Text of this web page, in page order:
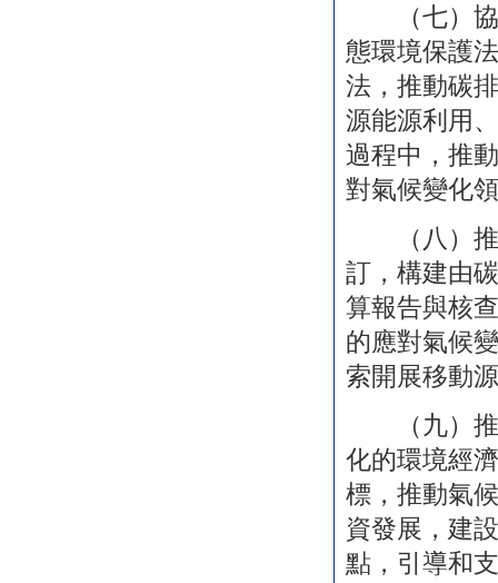
（七）協
態環境保護
法，推動碳
源能源利用
過程中，推
對氣候變化
（八）推
訂，構建由
算報告與核
的應對氣候
索開展移動
（九）推
化的環境經
標，推動氣
資發展，建
點，引導和